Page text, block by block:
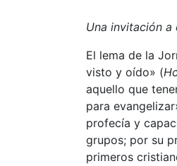
Una invitación
El lema de la
visto y oído» (
aquello que
para
profecía y
grupos; por su
primeros